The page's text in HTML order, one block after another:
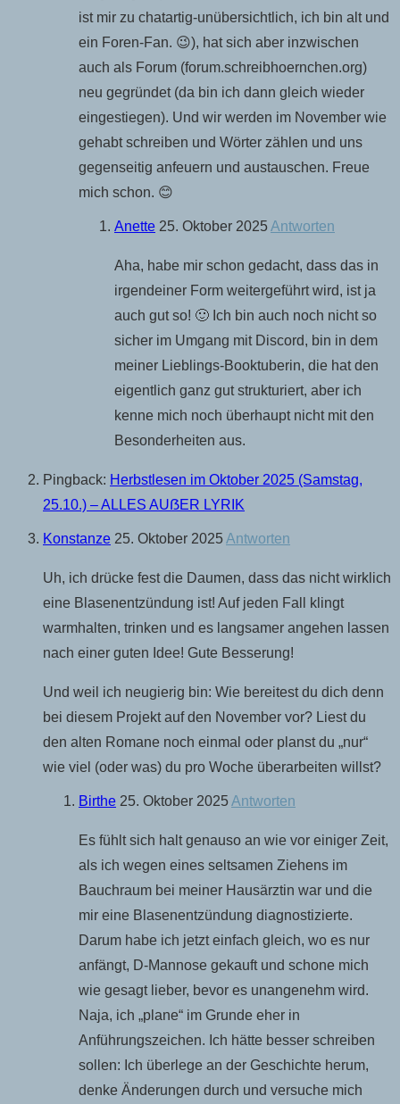
ist mir zu chatartig-unübersichtlich, ich bin alt und
ein Foren-Fan. 😉), hat sich aber inzwischen
auch als Forum (forum.schreibhoernchen.org)
neu gegründet (da bin ich dann gleich wieder
eingestiegen). Und wir werden im November wie
gehabt schreiben und Wörter zählen und uns
gegenseitig anfeuern und austauschen. Freue
mich schon. 😊
Anette 25. Oktober 2025Antworten
Aha, habe mir schon gedacht, dass das in
irgendeiner Form weitergeführt wird, ist ja
auch gut so! 🙂 Ich bin auch noch nicht so
sicher im Umgang mit Discord, bin in dem
meiner Lieblings-Booktuberin, die hat den
eigentlich ganz gut strukturiert, aber ich
kenne mich noch überhaupt nicht mit den
Besonderheiten aus.
Pingback: Herbstlesen im Oktober 2025 (Samstag,
25.10.) – ALLES AUẞER LYRIK
Konstanze 25. Oktober 2025Antworten
Uh, ich drücke fest die Daumen, dass das nicht wirklich
eine Blasenentzündung ist! Auf jeden Fall klingt
warmhalten, trinken und es langsamer angehen lassen
nach einer guten Idee! Gute Besserung!
Und weil ich neugierig bin: Wie bereitest du dich denn
bei diesem Projekt auf den November vor? Liest du
den alten Romane noch einmal oder planst du „nur“
wie viel (oder was) du pro Woche überarbeiten willst?
Birthe 25. Oktober 2025Antworten
Es fühlt sich halt genauso an wie vor einiger Zeit,
als ich wegen eines seltsamen Ziehens im
Bauchraum bei meiner Hausärztin war und die
mir eine Blasenentzündung diagnostizierte.
Darum habe ich jetzt einfach gleich, wo es nur
anfängt, D-Mannose gekauft und schone mich
wie gesagt lieber, bevor es unangenehm wird.
Naja, ich „plane“ im Grunde eher in
Anführungszeichen. Ich hätte besser schreiben
sollen: Ich überlege an der Geschichte herum,
denke Änderungen durch und versuche mich